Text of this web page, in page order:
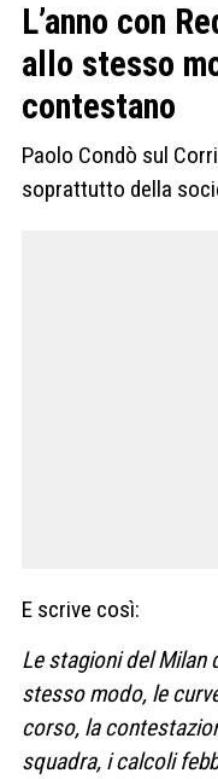
L’anno con
allo stesso
contestano
Paolo Condò sul
soprattutto della
E scrive così:
Le stagioni del Milan
stesso modo, le
corso, la
squadra, i calcoli